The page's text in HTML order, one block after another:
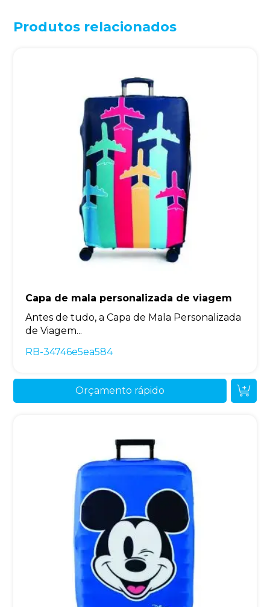
Produtos relacionados
Capa de mala personalizada de viagem
Antes de tudo, a Capa de Mala Personalizada
de Viagem...
RB-34746e5ea584
Orçamento rápido